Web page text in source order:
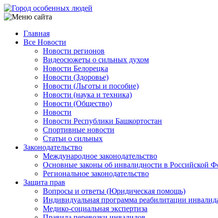
Перейти
к
содержанию
Main
navigation
Главная
Все Новости
Новости регионов
Видеосюжеты о сильных духом
Новости Белорецка
Новости (Здоровье)
Новости (Льготы и пособие)
Новости (наука и техника)
Новости (Общество)
Новости
Новости Республики Башкортостан
Спортивные новости
Статьи о сильных
Законодательство
Международное законодательство
Основные законы об инвалидности в Российской
Региональное законодательство
Защита прав
Вопросы и ответы (Юридическая помощь)
Индивидуальная программа реабилитации
Медико-социальная экспертиза